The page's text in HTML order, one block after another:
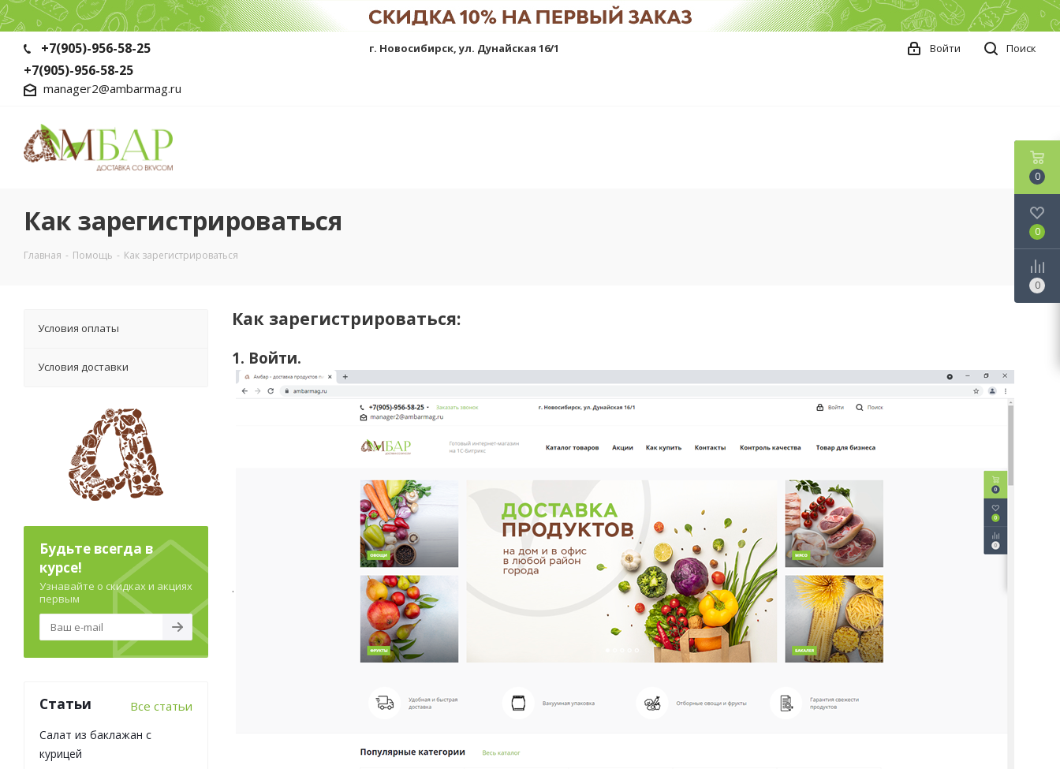
+7(905)-956-58-25
+7(905)-956-58-25
manager2@ambarmag.ru
г. Новосибирск, ул. Дунайская 16/1 Поиск
Войти
Как зарегистрироваться
Главная - Помощь - Как зарегистрироваться
Как зарегистрироваться:
1. Войти.
.
Условия оплаты
Условия доставки
Будьте всегда в
курсе!
Узнавайте о скидках и акциях
первым
Статьи Все статьи
Салат из баклажан с
курицей
0
0
0